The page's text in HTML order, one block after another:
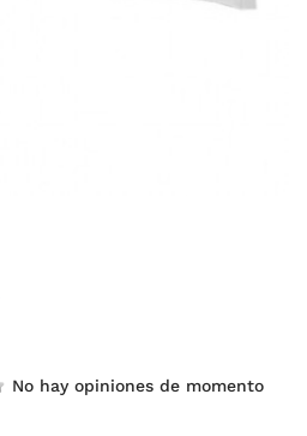
No hay opiniones de momento